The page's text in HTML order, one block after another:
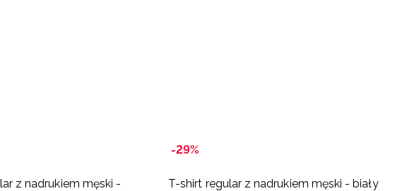
z nadrukiem męski -
-29%
T-shirt regular z nadrukiem męski - biały